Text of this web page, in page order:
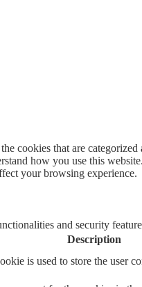
that are categorized
how you use this
your browsing experience.
and security
Description
is used to store the user